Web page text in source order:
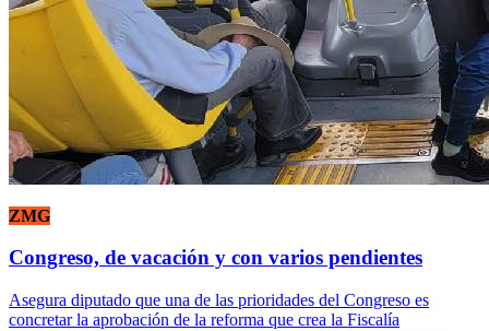
ZMG
Congreso, de vacación y con varios pendientes
Asegura diputado que una de las prioridades del Congreso es
concretar la aprobación de la reforma que crea la Fiscalía